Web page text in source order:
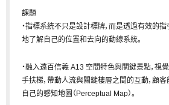
課題
・指標系統不只是設計標牌，而是透過有效的
地了解自己的位置和去向的動線系統。
・融入遠百信義 A13 空間特色與關鍵景點，視
手扶梯，帶動人流與關鍵樓層之間的互動，顧
自己的感知地圖（Perceptual Map）。